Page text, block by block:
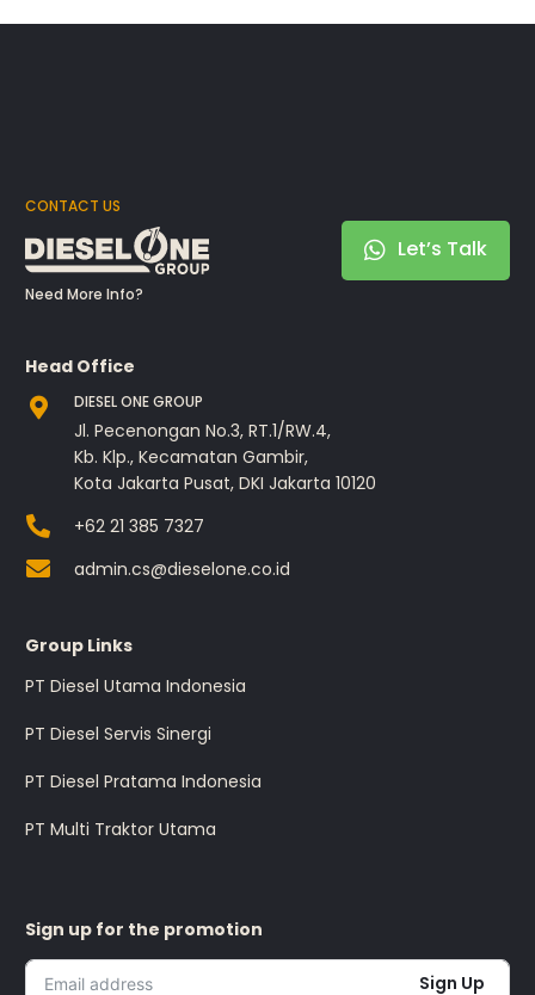
CONTACT US
Need More Info?
Let’s Talk
Head Office
DIESEL ONE GROUP
Jl. Pecenongan No.3, RT.1/RW.4,
Kb. Klp., Kecamatan Gambir,
Kota Jakarta Pusat, DKI Jakarta 10120
+62 21 385 7327
admin.cs@dieselone.co.id
Group Links
PT Diesel Utama Indonesia
PT Diesel Servis Sinergi
PT Diesel Pratama Indonesia
PT Multi Traktor Utama
Sign up for the promotion
Sign Up